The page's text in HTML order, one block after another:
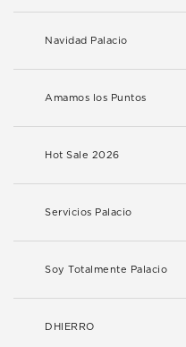
Navidad Palacio
Amamos los Puntos
Hot Sale 2026
Servicios Palacio
Soy Totalmente Palacio
DHIERRO